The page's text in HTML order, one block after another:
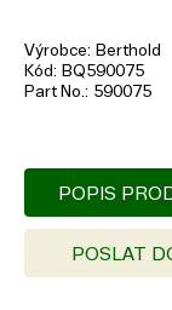
Výrobce
Berthold
Kód
BQ590075
Part No. 590075
POPIS
POSLAT